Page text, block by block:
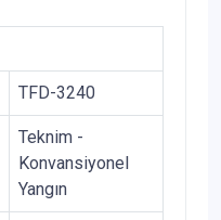
TFD-3240
Teknim -
Konvansiyonel
Yangın